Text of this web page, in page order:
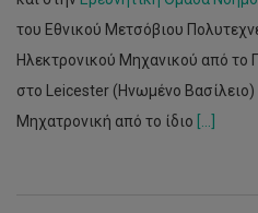
του Εθνικού Μετσόβιου
Ηλεκτρονικού Μηχανικού από το
στο Leicester (Ηνωμένο Βασίλειο)
Μηχατρονική από το ίδιο